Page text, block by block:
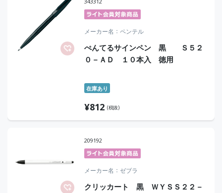
メーカー名 ペンテル
ぺんてるサインペン 黒 Ｓ５２
０－ＡＤ １０本入 徳用
在庫あり
¥812 (税抜)
209192
メーカー名 ゼブラ
クリッカート 黒 ＷＹＳＳ２２－